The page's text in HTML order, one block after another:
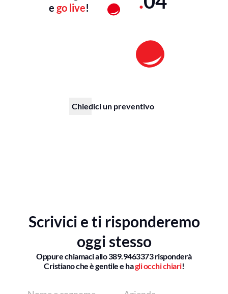
ego live!
Chiedici un preventivo
Scrivici e ti risponderemo
oggi stesso
Oppure chiamaci allo389.9463373risponderà
Cristiano che è gentile e hagli occhi chiari!